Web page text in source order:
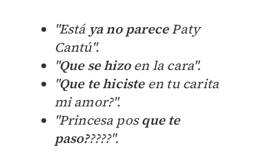
"Está ya no parecePaty
Cantú".
"Que se hizoen la cara".
"Que te hicisteen tu carita
mi amor?".
"Princesa pos que te
paso?????".